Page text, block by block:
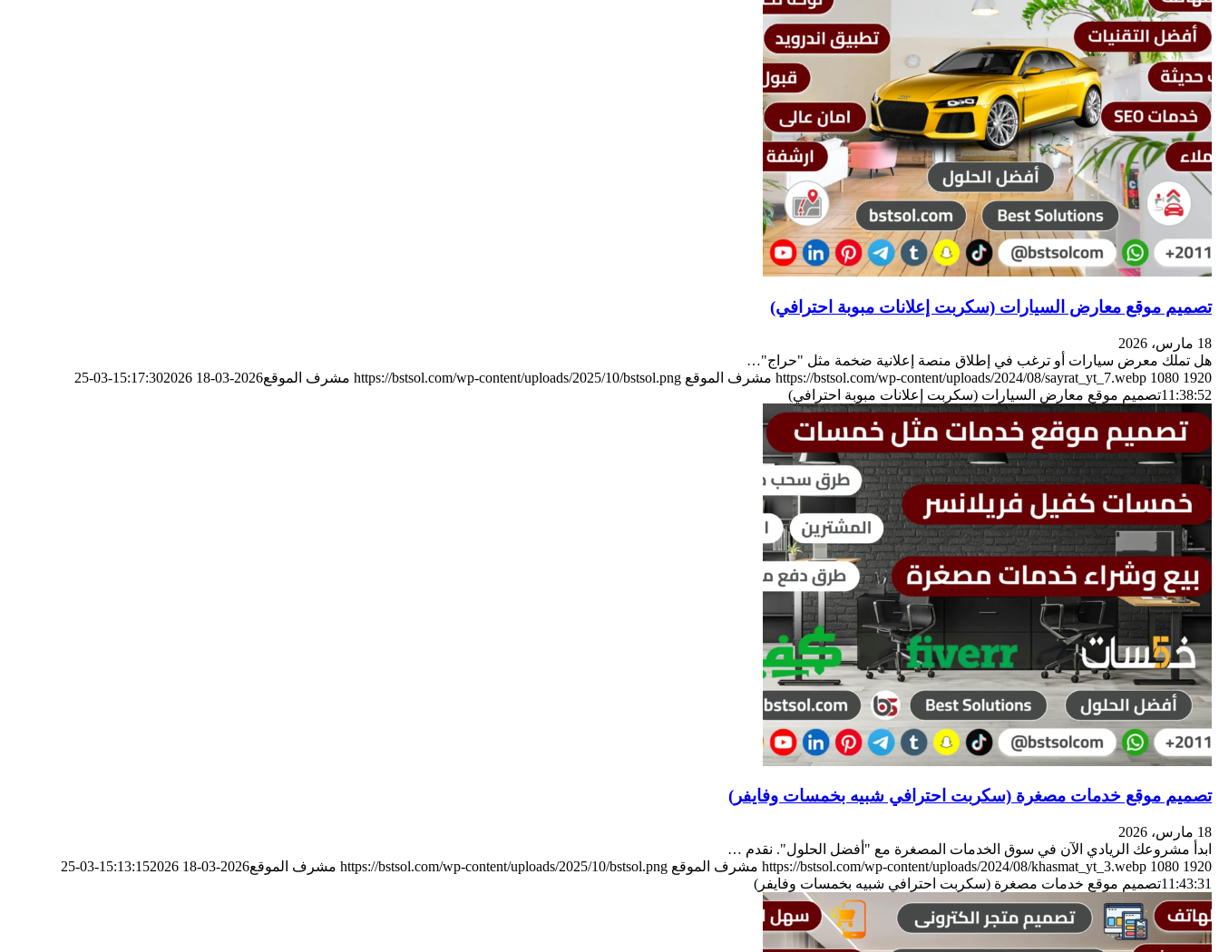
تصميم موقع معارض السيارات (سكربت إعلانات مبوبة احترافي)
18 مارس، 2026
هل تملك معرض سيارات أو ترغب في إطلاق منصة إعلانية ضخمة مثل "حراج"…
https://bstsol.com/wp-content/uploads/2024/08/sayrat_yt_7.webp 1080 1920 مشرف الموقع https://bstsol.com/wp-content/uploads/2025/10/bstsol.png مشرف الموقع2026-03-18 15:17:30
2026-03-25
11:38:52تصميم موقع معارض السيارات (سكربت إعلانات مبوبة احترافي)
تصميم موقع خدمات مصغرة (سكربت احترافي شبيه بخمسات وفايفر)
18 مارس، 2026
ابدأ مشروعك الريادي الآن في سوق الخدمات المصغرة مع "أفضل الحلول". نقدم …
https://bstsol.com/wp-content/uploads/2024/08/khasmat_yt_3.webp 1080 1920 مشرف الموقع https://bstsol.com/wp-content/uploads/2025/10/bstsol.png مشرف الموقع2026-03-18 15:13:15
2026-03-25
11:43:31تصميم موقع خدمات مصغرة (سكربت احترافي شبيه بخمسات وفايفر)